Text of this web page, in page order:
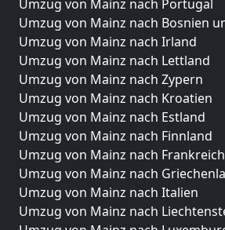
Umzug von Mainz nach Portugal
Umzug von Mainz nach Bosnien
Umzug von Mainz nach Irland
Umzug von Mainz nach Lettland
Umzug von Mainz nach Zypern
Umzug von Mainz nach Kroatien
Umzug von Mainz nach Estland
Umzug von Mainz nach Finnland
Umzug von Mainz nach Frankreich
Umzug von Mainz nach
Umzug von Mainz nach Italien
Umzug von Mainz nach